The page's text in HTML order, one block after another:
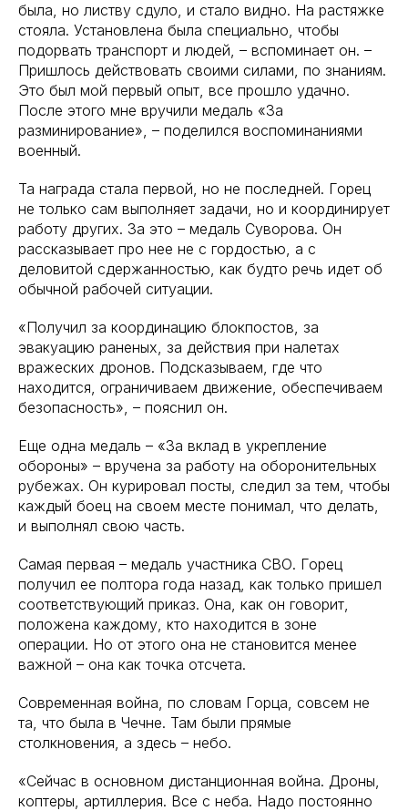
была, но листву сдуло, и стало видно. На растяжке
стояла. Установлена была специально, чтобы
подорвать транспорт и людей, – вспоминает он. –
Пришлось действовать своими силами, по знаниям.
Это был мой первый опыт, все прошло удачно.
После этого мне вручили медаль «За
разминирование», – поделился воспоминаниями
военный.
Та награда стала первой, но не последней. Горец
не только сам выполняет задачи, но и координирует
работу других. За это – медаль Суворова. Он
рассказывает про нее не с гордостью, а с
деловитой сдержанностью, как будто речь идет об
обычной рабочей ситуации.
«Получил за координацию блокпостов, за
эвакуацию раненых, за действия при налетах
вражеских дронов. Подсказываем, где что
находится, ограничиваем движение, обеспечиваем
безопасность», – пояснил он.
Еще одна медаль – «За вклад в укрепление
обороны» – вручена за работу на оборонительных
рубежах. Он курировал посты, следил за тем, чтобы
каждый боец на своем месте понимал, что делать,
и выполнял свою часть.
Самая первая – медаль участника СВО. Горец
получил ее полтора года назад, как только пришел
соответствующий приказ. Она, как он говорит,
положена каждому, кто находится в зоне
операции. Но от этого она не становится менее
важной – она как точка отсчета.
Современная война, по словам Горца, совсем не
та, что была в Чечне. Там были прямые
столкновения, а здесь – небо.
«Сейчас в основном дистанционная война. Дроны,
коптеры, артиллерия. Все с неба. Надо постоянно